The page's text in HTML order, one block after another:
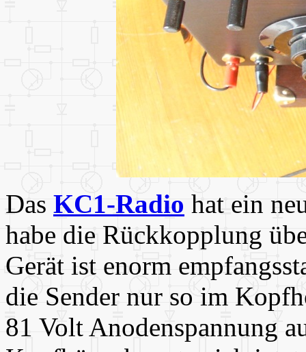
Das KC1-Radio hat ein
habe die Rückkopplung
Gerät ist enorm
die Sender nur so im
81 Volt Anodenspannung